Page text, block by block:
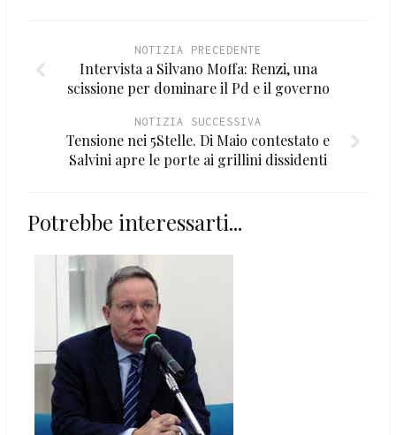
NOTIZIA PRECEDENTE
Intervista a Silvano Moffa: Renzi, una
scissione per dominare il Pd e il governo
NOTIZIA SUCCESSIVA
Tensione nei 5Stelle. Di Maio contestato e
Salvini apre le porte ai grillini dissidenti
Potrebbe interessarti...